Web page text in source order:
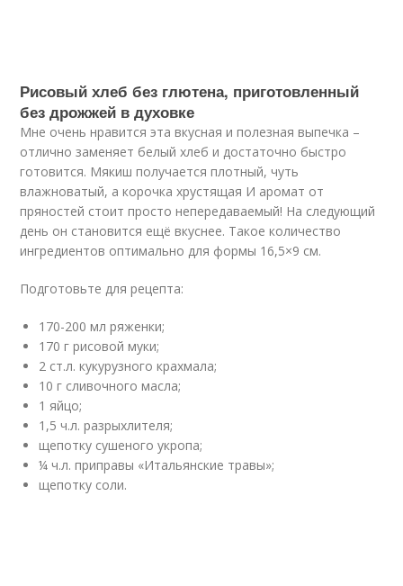
Рисовый хлеб без глютена, приготовленный
без дрожжей в духовке
Мне очень нравится эта вкусная и полезная выпечка –
отлично заменяет белый хлеб и достаточно быстро
готовится. Мякиш получается плотный, чуть
влажноватый, а корочка хрустящая И аромат от
пряностей стоит просто непередаваемый! На следующий
день он становится ещё вкуснее. Такое количество
ингредиентов оптимально для формы 16,5×9 см.
Подготовьте для рецепта:
170-200 мл ряженки;
170 г рисовой муки;
2 ст.л. кукурузного крахмала;
10 г сливочного масла;
1 яйцо;
1,5 ч.л. разрыхлителя;
щепотку сушеного укропа;
¼ ч.л. приправы «Итальянские травы»;
щепотку соли.